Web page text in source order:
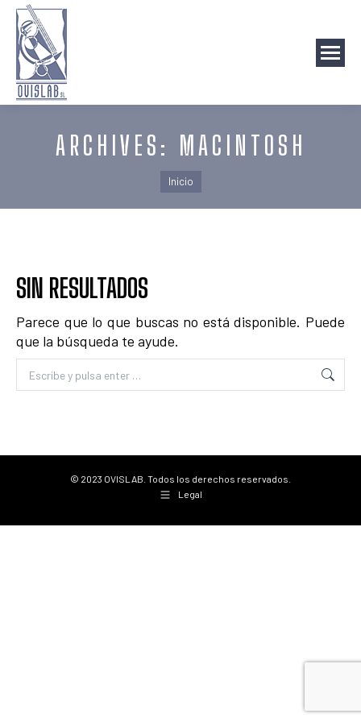
ARCHIVES: MACINTOSH
Estás aquí:
Inicio
SIN RESULTADOS
Parece que lo que buscas no está disponible. Puede
que la búsqueda te ayude.
Buscar:
© 2023 OVISLAB. Todos los derechos reservados.
Legal